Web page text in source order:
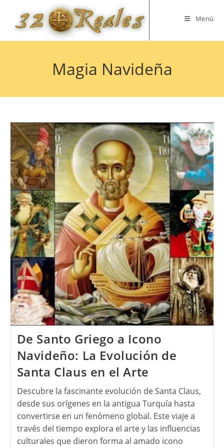
contenido
Menú
Magia Navideña
De Santo Griego a Icono
Navideño: La Evolución de
Santa Claus en el Arte
Descubre la fascinante evolución de Santa Claus,
desde sus orígenes en la antigua Turquía hasta
convertirse en un fenómeno global. Este viaje a
través del tiempo explora el arte y las influencias
culturales que dieron forma al amado icono